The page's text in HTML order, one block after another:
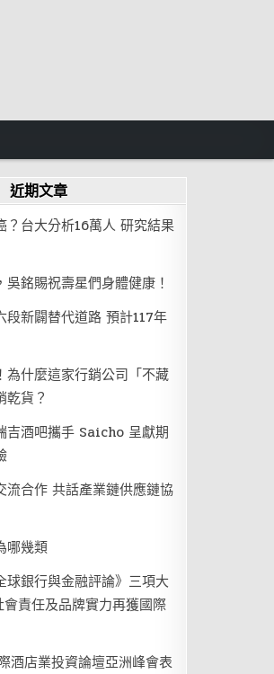
近期文章
？台大分析16萬人 研究結果
銘賜祝壽星們身體健康！
段新闢替代道路 預計117年
為什麼這家行銷公司「不藏
乾貨？
吉酒吧攜手 Saicho 呈獻期
流合作 共話產業鏈供應鏈協
哪幾類
球銀行與金融評論》三項大
會責任及品牌實力再獲國際
酒店業投資論壇亞洲峰會表